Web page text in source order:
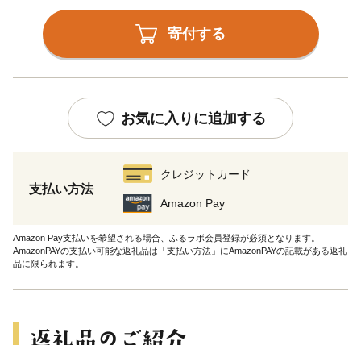
寄付する
お気に入りに追加する
支払い方法
クレジットカード
Amazon Pay
Amazon Pay支払いを希望される場合、ふるラボ会員登録が必須となります。
AmazonPAYの支払い可能な返礼品は「支払い方法」にAmazonPAYの記載がある返礼
品に限られます。